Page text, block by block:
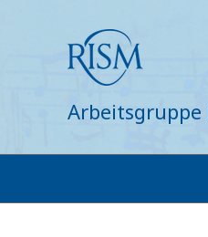
Arbeitsgruppe